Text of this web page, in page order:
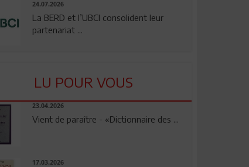
24.07.2026
La BERD et l’UBCI consolident leur
partenariat ...
LU POUR VOUS
23.04.2026
Vient de paraître - «Dictionnaire des ...
17.03.2026